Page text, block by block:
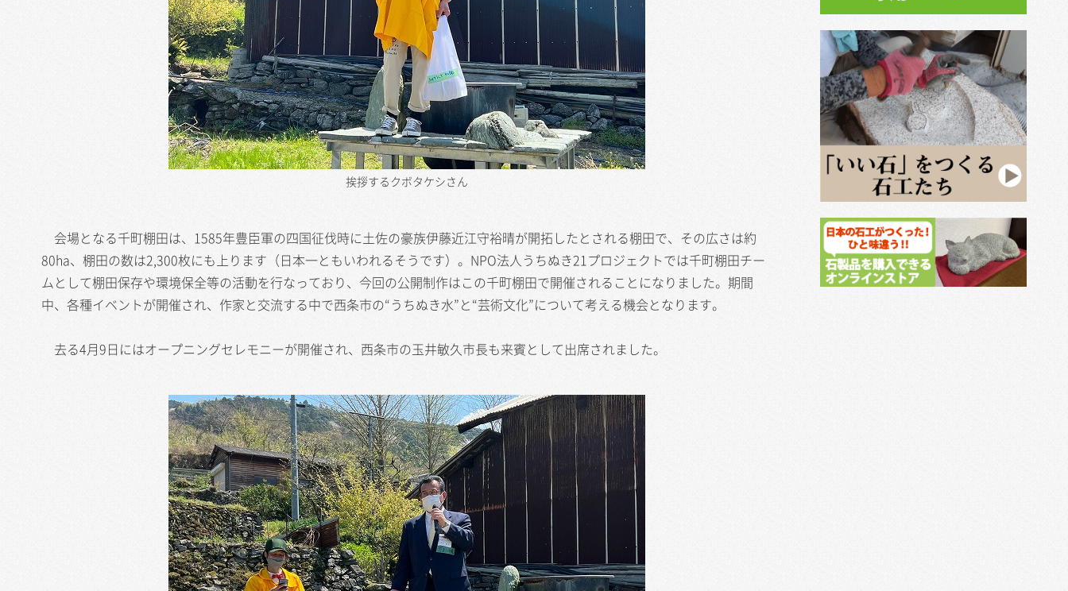
挨拶するクボタケシさん
会場となる千町棚田は、1585年豊臣軍の四国征伐時に土佐の豪族伊藤近江守裕晴が開拓したとされる棚田で、その広さは約
80ha、棚田の数は2,300枚にも上ります（日本一ともいわれるそうです）。NPO法人うちぬき21プロジェクトでは千町棚田チー
ムとして棚田保存や環境保全等の活動を行なっており、今回の公開制作はこの千町棚田で開催されることになりました。期間
中、各種イベントが開催され、作家と交流する中で西条市の“うちぬき水”と“芸術文化”について考える機会となります。
去る4月9日にはオープニングセレモニーが開催され、西条市の玉井敏久市長も来賓として出席されました。